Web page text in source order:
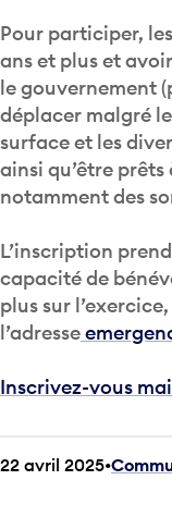
Pour participer,
ans et plus et
le gouvernement
déplacer malgré
surface et les
ainsi qu’être
notamment des
L’inscription
capacité de
plus sur
l’adresse
Inscrivez-vous
22 avril 2025